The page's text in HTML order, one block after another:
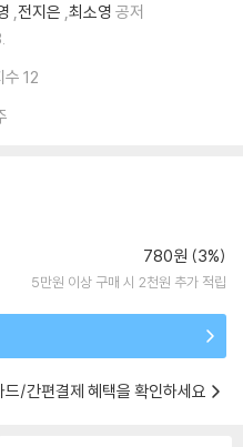
,전지은 ,최소영 공저
수 12
780원 (3%)
5만원 이상 구매 시 2천원 추가 적립
드/간편결제 혜택을 확인하세요